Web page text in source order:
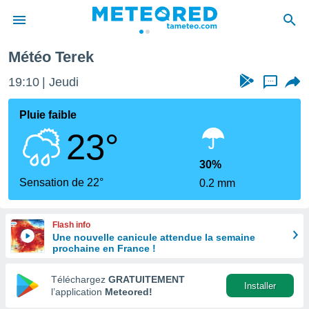
de
par
en
Météo Terek
19:10 Jeudi ...
Pluie faible
23°
Sensation de 22°
30%
0.2 mm
Flash info
Une nouvelle canicule attendue la semaine
prochaine en France !
Téléchargez GRATUITEMENT
l’application Meteored!
Installer